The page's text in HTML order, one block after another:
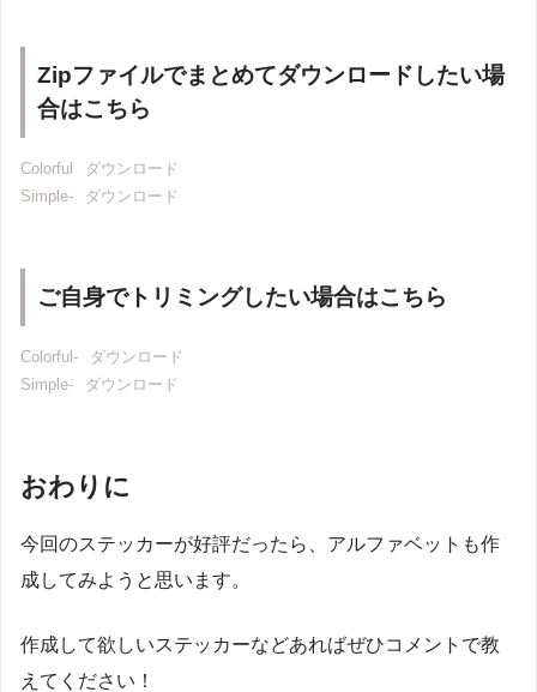
Zipファイルでまとめてダウンロードしたい場
合はこちら
Colorful
ダウンロード
Simple-
ダウンロード
ご自身でトリミングしたい場合はこちら
Colorful-
ダウンロード
Simple-
ダウンロード
おわりに
今回のステッカーが好評だったら、アルファベットも作
成してみようと思います。
作成して欲しいステッカーなどあればぜひコメントで教
えてください！